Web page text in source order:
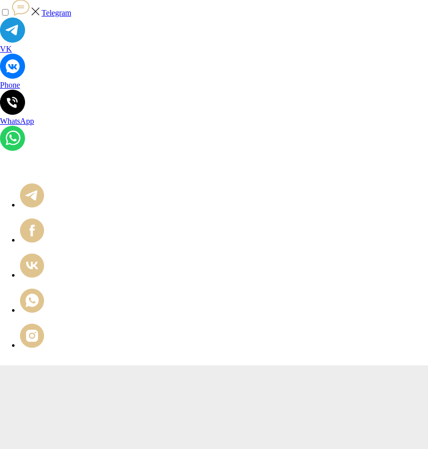
Telegram
VK
Phone
WhatsApp